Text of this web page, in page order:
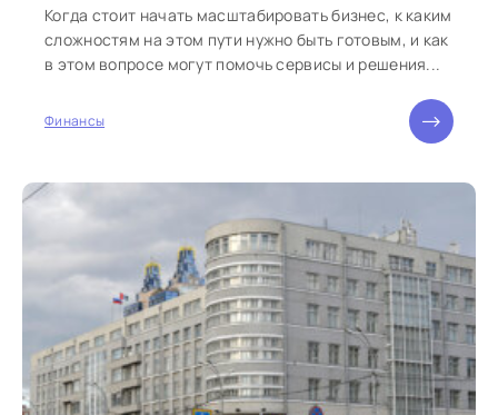
Когда стоит начать масштабировать бизнес, к каким
сложностям на этом пути нужно быть готовым, и как
в этом вопросе могут помочь сервисы и решения...
Финансы